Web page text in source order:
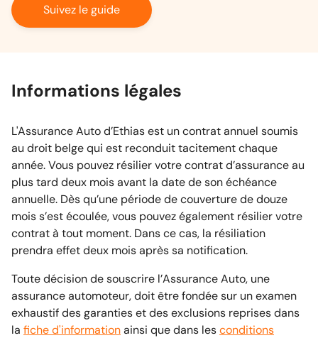
Suivez le guide
Informations légales
L'Assurance Auto d’Ethias est un contrat annuel soumis
au droit belge qui est reconduit tacitement chaque
année. Vous pouvez résilier votre contrat d’assurance au
plus tard deux mois avant la date de son échéance
annuelle. Dès qu’une période de couverture de douze
mois s’est écoulée, vous pouvez également résilier votre
contrat à tout moment. Dans ce cas, la résiliation
prendra effet deux mois après sa notification.
Toute décision de souscrire l’Assurance Auto, une
assurance automoteur, doit être fondée sur un examen
exhaustif des garanties et des exclusions reprises dans
la fiche d'informationainsi que dans lesconditions